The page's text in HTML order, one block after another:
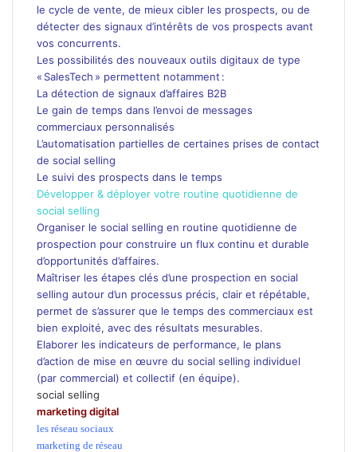
le cycle de vente, de mieux cibler les prospects, ou de
détecter des signaux d’intérêts de vos prospects avant
vos concurrents.
Les possibilités des nouveaux outils digitaux de type
« SalesTech » permettent notamment :
La détection de signaux d’affaires B2B
Le gain de temps dans l’envoi de messages
commerciaux personnalisés
L’automatisation partielles de certaines prises de contact
de social selling
Le suivi des prospects dans le temps
Développer & déployer votre routine quotidienne de
social selling
Organiser le social selling en routine quotidienne de
prospection pour construire un flux continu et durable
d’opportunités d’affaires.
Maîtriser les étapes clés d’une prospection en social
selling autour d’un processus précis, clair et répétable,
permet de s’assurer que le temps des commerciaux est
bien exploité, avec des résultats mesurables.
Elaborer les indicateurs de performance, le plans
d’action de mise en œuvre du social selling individuel
(par commercial) et collectif (en équipe).
social selling
marketing digital
les réseau sociaux
marketing de réseau